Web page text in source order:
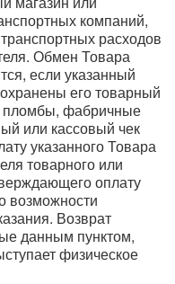
компаний,
расходов
Обмен Товара
если указанный
его товарный
пломбы, фабричные
или кассовый чек
указанного Товара
товарного или
оплату
возможности
Возврат
данным пунктом,
физическое